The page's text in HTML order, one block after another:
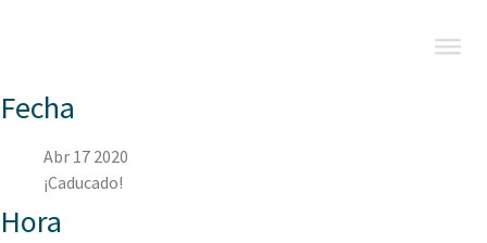
Fecha
Abr 17 2020
¡Caducado!
Hora